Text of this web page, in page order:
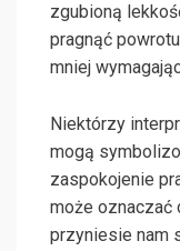
zgubioną
pragnąć
mniej
Niektórzy
mogą
zaspokojenie
może oznaczać
przyniesie nam